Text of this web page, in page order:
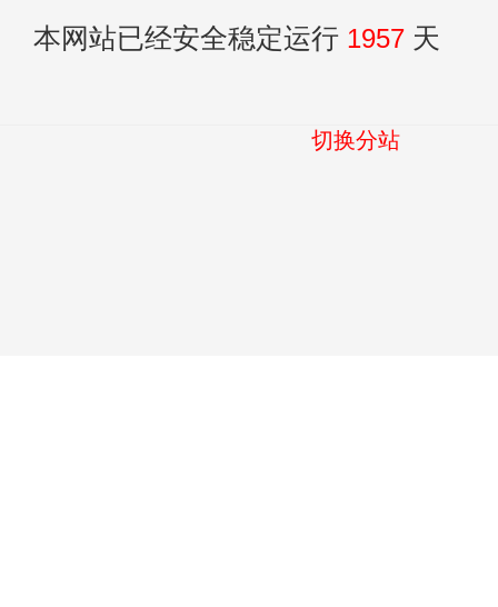
本网站已经安全稳定运行 1957 天
切换分站